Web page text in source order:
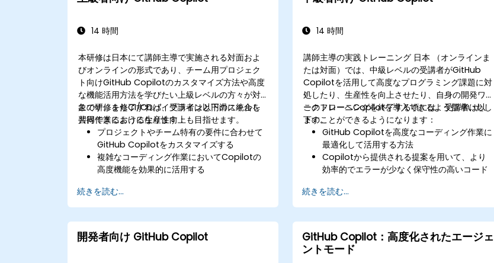
的に連携する方法
コードのトラブルシューティングやデバッグ
14 時間
本研修は日本にて講師主導で実施される対面およ
びオンラインの形式であり、チーム用プロジェク
ト向けGitHub Copilotのカスタマイズ方法や高度
な機能活用方法を学びたい上級レベルの方々が対
象です。またCI/CDパイプラインと円滑に統合し
共同作業における生産性向上も目指せます。
この研修を修了すれば、受講者は以下のスキルを
習得できるようになります：
プロジェクトやチーム特有の要件に合わせて
GitHub Copilotをカスタマイズする
複雑なコーディング作業においてCopilotの
高度機能を効果的に活用する
Copilotを統合する方法を理解する
AIベースのツールを用いてチーム内協働プロ
セスを最適化する
コーディング支援ツールの各種設定管理や権
限運用ができるようになる
続きを読む...
14 時間
講師主導の実践トレーニング 日本 （オンラインま
たは対面）では、中級レベルの受講者がGitHub
Copilotを活用して高度なプログラミング課題に対
処したり、生産性を向上させたり、自身の開発ワ
ークフローへCopilotを導入できるよう指導いたし
ます。
このトレーニングを終了する頃には、受講者は以
下のことができるようになります：
GitHub Copilotを高度なコーディング作業に
最適化して活用する方法
Copilotから提供される提案を用いて、より
効率的でエラーが少なく保守性の高いコード
お気に入りのIDEやワークフローへGitHub
Copilotを組み込む方法
​デバッグ作業やコードリファクタリングにお
いてCopilotを活用する術
AI駆動型コーディングツール使用時の制限点
や倫理的配慮事項を理解すること
続きを読む...
開発者向け GitHub Copilot
GitHub Copilot：高度化されたエージェ
ントモード